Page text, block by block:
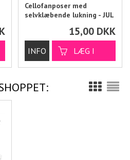
Cellofanposer med
selvklæbende lukning - JUL
15,00 DKK